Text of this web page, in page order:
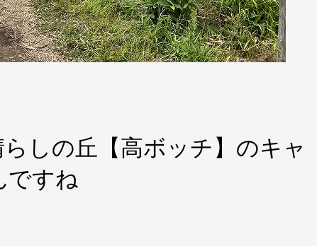
しの丘【高ボッチ】のキャ
ですね